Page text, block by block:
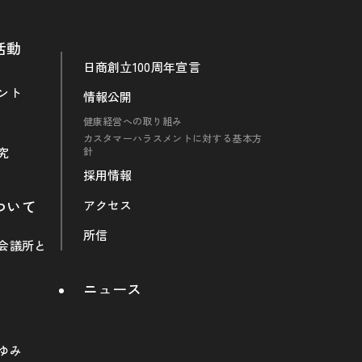
動
ト
いて
議所と
み
日商創立100周年宣言
情報公開
健康経営への取り組み
カスタマーハラスメントに対する基本方
針
採用情報
アクセス
所信
ニュース